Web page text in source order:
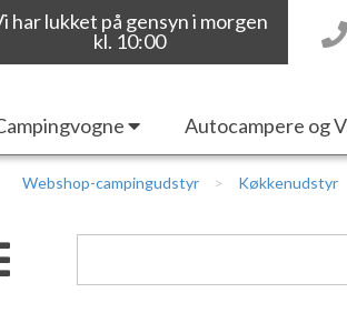
har lukket på gensyn i morgen
kl. 10:00
Autocampere og
Webshop-campingudstyr Køkkenudstyr